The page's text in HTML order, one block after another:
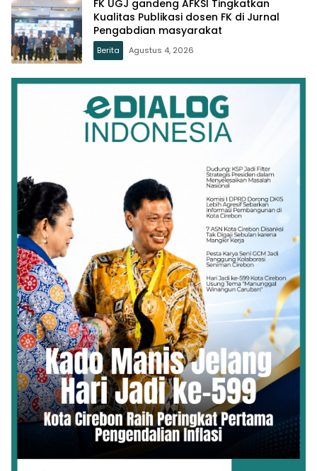
FK UGJ gandeng AFKSI Tingkatkan
Kualitas Publikasi dosen FK di Jurnal
Pengabdian masyarakat
Berita Agustus 4, 2026